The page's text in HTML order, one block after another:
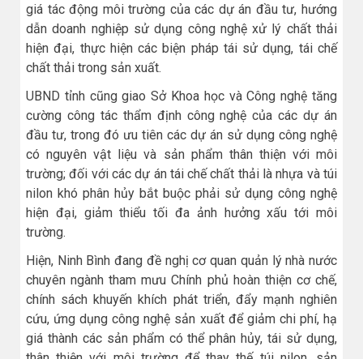
giá tác động môi trường của các dự án đầu tư, hướng
dẫn doanh nghiệp sử dụng công nghệ xử lý chất thải
hiện đại, thực hiện các biện pháp tái sử dụng, tái chế
chất thải trong sản xuất.
UBND tỉnh cũng giao Sở Khoa học và Công nghệ tăng
cường công tác thẩm định công nghệ của các dự án
đầu tư, trong đó ưu tiên các dự án sử dụng công nghệ
có nguyên vật liệu và sản phẩm thân thiện với môi
trường; đối với các dự án tái chế chất thải là nhựa và túi
nilon khó phân hủy bắt buộc phải sử dụng công nghệ
hiện đại, giảm thiểu tối đa ảnh hưởng xấu tới môi
trường.
Hiện, Ninh Bình đang đề nghị cơ quan quản lý nhà nước
chuyên ngành tham mưu Chính phủ hoàn thiện cơ chế,
chính sách khuyến khích phát triển, đẩy mạnh nghiên
cứu, ứng dụng công nghệ sản xuất để giảm chi phí, hạ
giá thành các sản phẩm có thể phân hủy, tái sử dụng,